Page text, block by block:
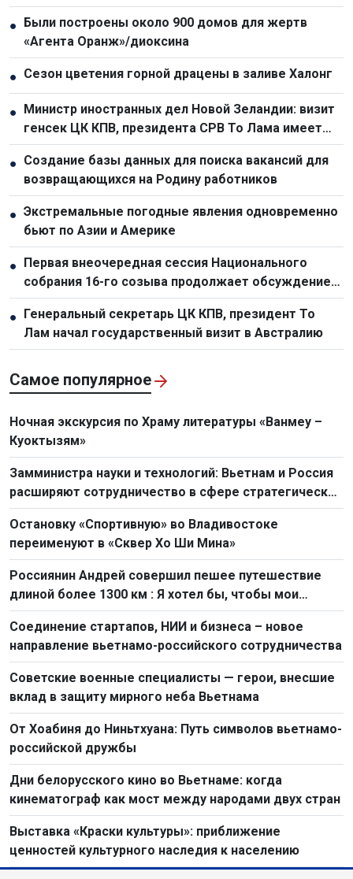
пунктами Вьетнама
● Были построены около 900 домов для жертв
«Агента Оранж»/диоксина
● Сезон цветения горной драцены в заливе Халонг
● Министр иностранных дел Новой Зеландии: визит
генсек ЦК КПВ, президента СРВ То Лама имеет
особое значение
● Создание базы данных для поиска вакансий для
возвращающихся на Родину работников
● Экстремальные погодные явления одновременно
бьют по Азии и Америке
● Первая внеочередная сессия Национального
собрания 16-го созыва продолжает обсуждение
законопроектов
● Генеральный секретарь ЦК КПВ, президент То
Лам начал государственный визит в Австралию
Самое популярное
Ночная экскурсия по Храму литературы «Ванмеу –
Куоктызям»
Замминистра науки и технологий: Вьетнам и Россия
расширяют сотрудничество в сфере стратегических
технологий
Остановку «Спортивную» во Владивостоке
переименуют в «Сквер Хо Ши Мина»
Россиянин Андрей совершил пешее путешествие
длиной более 1300 км : Я хотел бы, чтобы мои
сограждане больше узнали о Вьетнаме
Соединение стартапов, НИИ и бизнеса – новое
направление вьетнамо-российского сотрудничества
Советские военные специалисты — герои, внесшие
вклад в защиту мирного неба Вьетнама
От Хоабиня до Ниньтхуана: Путь символов вьетнамо-
российской дружбы
Дни белорусского кино во Вьетнаме: когда
кинематограф как мост между народами двух стран
Выставка «Краски культуры»: приближение
ценностей культурного наследия к населению